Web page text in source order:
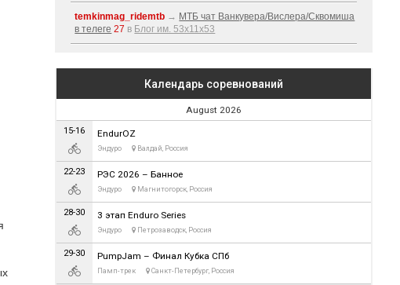
temkinmag_ridemtb → МТБ чат Ванкувера/Вислера/Сквомиша
в телеге 27 в Блог им. 53x11x53